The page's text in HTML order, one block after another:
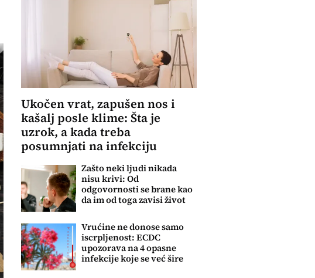
Ukočen vrat, zapušen nos i
kašalj posle klime: Šta je
uzrok, a kada treba
posumnjati na infekciju
Zašto neki ljudi nikada
nisu krivi: Od
odgovornosti se brane kao
da im od toga zavisi život
Vrućine ne donose samo
iscrpljenost: ECDC
upozorava na 4 opasne
infekcije koje se već šire